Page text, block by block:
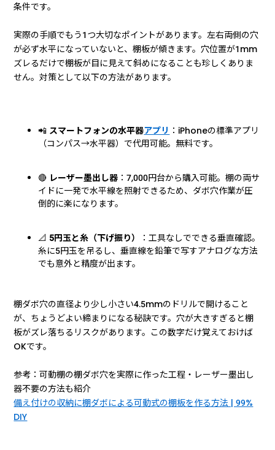
条件です。
実際の手順でもう1つ大切なポイントがあります。左右両側の穴
が必ず水平になっていないと、棚板が傾きます。穴位置が1mm
ズレるだけで棚板が目に見えて斜めになることも珍しくありま
せん。対策として以下の方法があります。
📲 スマートフォンの水平器アプリ ：iPhoneの標準アプリ
（コンパス→水平器）で代用可能。無料です。
🔴 レーザー墨出し器 ：7,000円台から購入可能。棚の両サ
イドに一発で水平線を照射できるため、ダボ穴作業が圧
倒的に楽になります。
📐 5円玉と糸（下げ振り）
：工具なしでできる垂直確認。
糸に5円玉を吊るし、垂直線を鉛筆で写すアナログな方法
でも意外と精度が出ます。
棚ダボ穴の直径より少し小さい4.5mmのドリルで開けること
が、ちょうどよい締まりになる秘訣です。穴が大きすぎると棚
板がズレ落ちるリスクがあります。この数字だけ覚えておけば
OKです。
参考：可動棚の棚ダボ穴を実際に作った工程・レーザー墨出し
器不要の方法も紹介
備え付けの収納に棚ダボによる可動式の棚板を作る方法 | 99%
DIY